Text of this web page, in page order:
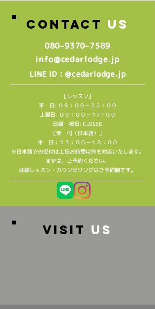
CONTACT US
080–9370–7589‬
info@cedarlodge.jp
LINE ID : @cedarlodge.jp
［レッスン］
平 日: ０９：００－２２：００
土曜日: ０９：００－１7：００
日曜・祝日: CLOSED
［受 付（日本語）］
平 日：１３：００ー１８：００
※日本語での受付は上記お時間以外も対応いたします。
​まずは、ご予約ください。
​体験レッスン・カウンセリングはご予約制です。
VISIT US